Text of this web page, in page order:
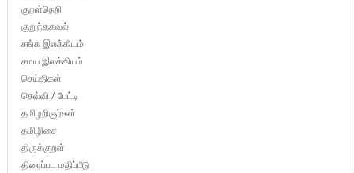
குறள்நெறி
குறுந்தகவல்
சங்க இலக்கியம்
சமய இலக்கியம்
செய்திகள்
செவ்வி / பேட்டி
தமிழறிஞர்கள்
தமிழிசை
திருக்குறள்
திரைப்பட மதிப்பீடு